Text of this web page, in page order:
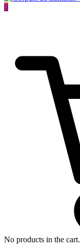
0
No products in the cart.